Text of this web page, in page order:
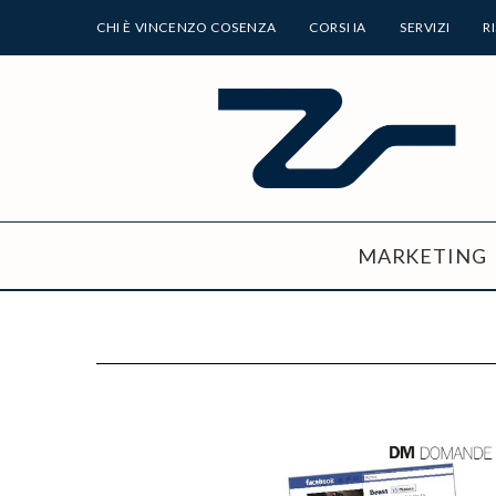
CHI È VINCENZO COSENZA CORSI IA SERVIZI
MARKETING